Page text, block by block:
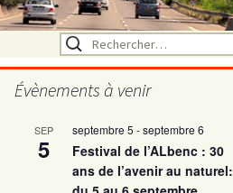
Rechercher :
Évènements à venir
SEP
5
septembre 5 -septembre 6
Festival de l’ALbenc : 30
ans de l’avenir au naturel: